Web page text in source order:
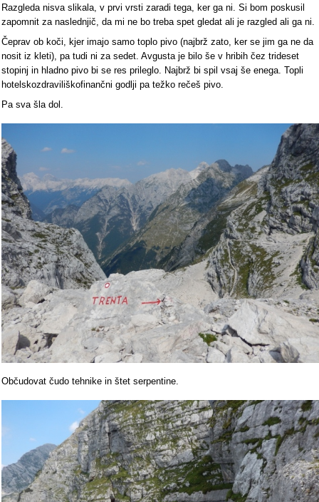
Razgleda nisva slikala, v prvi vrsti zaradi tega, ker ga ni. Si bom poskusil
zapomnit za naslednjič, da mi ne bo treba spet gledat ali je razgled ali ga ni.
Čeprav ob koči, kjer imajo samo toplo pivo (najbrž zato, ker se jim ga ne da
nosit iz kleti), pa tudi ni za sedet. Avgusta je bilo še v hribih čez trideset
stopinj in hladno pivo bi se res prileglo. Najbrž bi spil vsaj še enega. Topli
hotelskozdraviliškofinančni godlji pa težko rečeš pivo.
Pa sva šla dol.
Občudovat čudo tehnike in štet serpentine.